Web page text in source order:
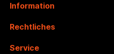
Information
Rechtliches
Service